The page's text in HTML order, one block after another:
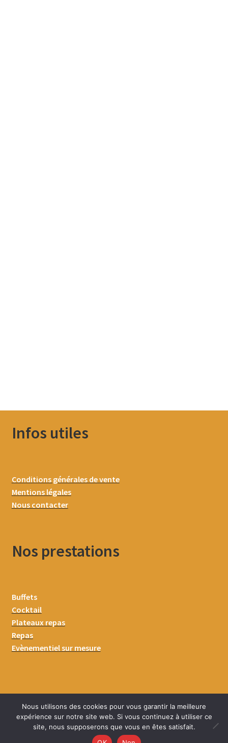
Infos utiles
Conditions générales de vente
Mentions légales
Nous contacter
Nos prestations
Buffets
Cocktail
Plateaux repas
Repas
Evènementiel sur mesure
Nous utilisons des cookies pour vous garantir la meilleure
expérience sur notre site web. Si vous continuez à utiliser ce
site, nous supposerons que vous en êtes satisfait.